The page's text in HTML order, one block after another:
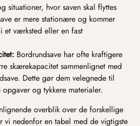
situationer, hvor saven skal flyttes
er mere stationære og kommer
et værksted eller en fast
Bordrundsave har ofte kraftigere
skærekapacitet sammenlignet med
Dette gør dem velegnede til
og tykkere materialer.
overblik over de forskellige
vi nedenfor en tabel med de vigtigste